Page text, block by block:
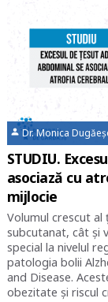
Dr. Monica
STUDIU.
asociază cu
mijlocie
Volumul crescut
subcutanat, cât și
special la nivelul
patologia bolii
and Disease.
obezitate și riscul